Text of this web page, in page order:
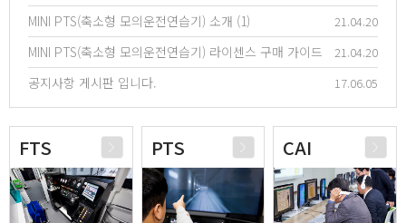
21.04.20
MINI PTS(축소형 모의운전연습기) 소개 (1)
21.04.20
MINI PTS(축소형 모의운전연습기) 라이센스 구매 가이드
17.06.05
공지사항 게시판 입니다.
FTS PTS CAI